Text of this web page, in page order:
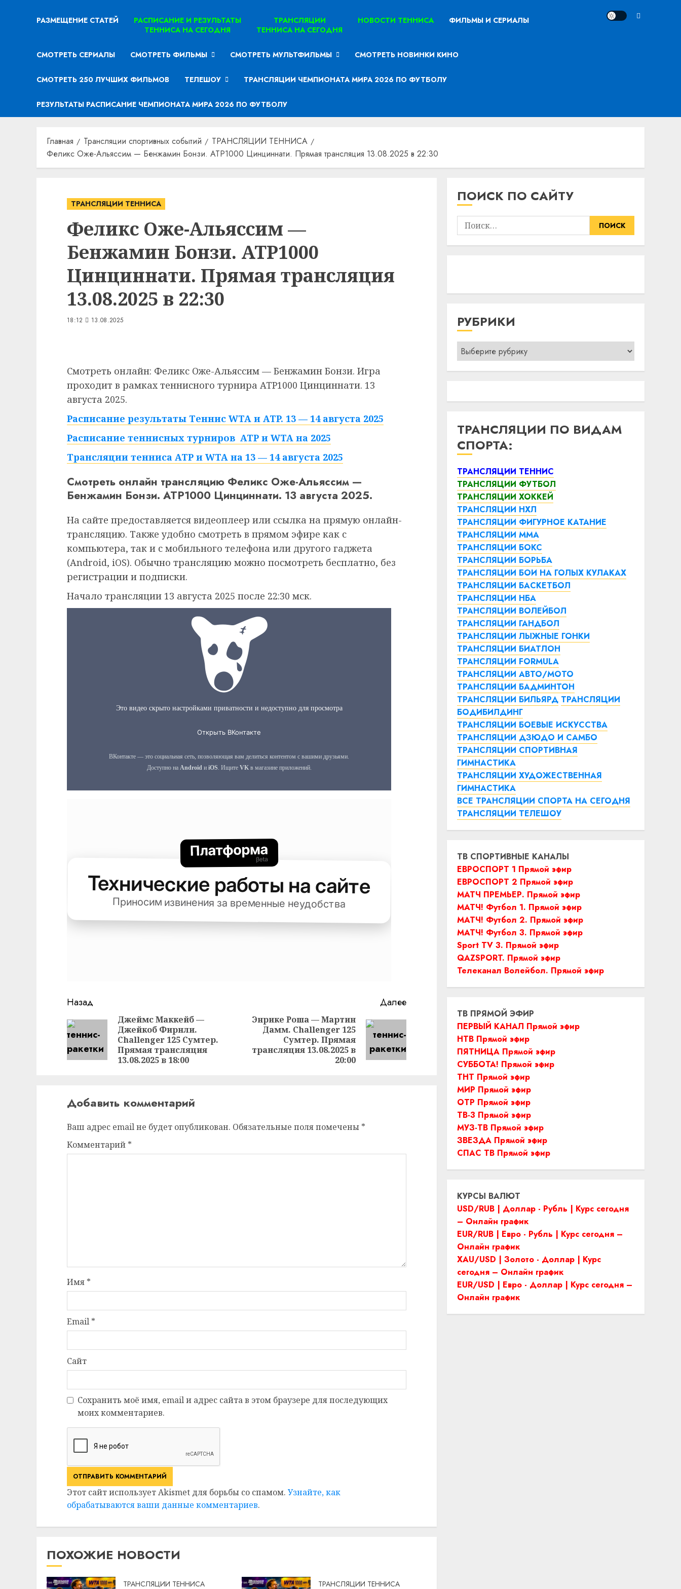
РАЗМЕЩЕНИЕ СТАТЕЙ
РАСПИСАНИЕ И РЕЗУЛЬТАТЫ
ТЕННИСА НА СЕГОДНЯ
ТРАНСЛЯЦИИ
ТЕННИСА НА СЕГОДНЯ
НОВОСТИ ТЕННИСА ФИЛЬМЫ И СЕРИАЛЫ
СМОТРЕТЬ СЕРИАЛЫ СМОТРЕТЬ ФИЛЬМЫ СМОТРЕТЬ МУЛЬТФИЛЬМЫ СМОТРЕТЬ НОВИНКИ КИНО
СМОТРЕТЬ 250 ЛУЧШИХ ФИЛЬМОВ ТЕЛЕШОУ ТРАНСЛЯЦИИ ЧЕМПИОНАТА МИРА 2026 ПО ФУТБОЛУ
РЕЗУЛЬТАТЫ РАСПИСАНИЕ ЧЕМПИОНАТА МИРА 2026 ПО ФУТБОЛУ
Главная Трансляции спортивных событий
ТРАНСЛЯЦИИ ТЕННИСА
Феликс Оже-Альяссим — Бенжамин Бонзи. ATP1000 Цинциннати. Прямая трансляция 13.08.2025 в 22:30
ТРАНСЛЯЦИИ ТЕННИСА
Феликс Оже-Альяссим —
Бенжамин Бонзи. ATP1000
Цинциннати. Прямая трансляция
13.08.2025 в 22:30
18:12 13.08.2025
Смотреть онлайн: Феликс Оже-Альяссим — Бенжамин Бонзи. Игра
проходит в рамках теннисного турнира ATP1000 Цинциннати. 13
августа 2025.
Расписание результаты Теннис WTA и ATP. 13 — 14 августа 2025
Расписание теннисных турниров ATP и WTA на 2025
Трансляции тенниса ATP и WTA на 13 — 14 августа 2025
Смотреть онлайн трансляцию Феликс Оже-Альяссим —
Бенжамин Бонзи. ATP1000 Цинциннати. 13 августа 2025.
На сайте предоставляется видеоплеер или ссылка на прямую онлайн-
трансляцию. Также удобно смотреть в прямом эфире как с
компьютера, так и с мобильного телефона или другого гаджета
(Android, iOS). Обычно трансляцию можно посмотреть бесплатно, без
регистрации и подписки.
Начало трансляции 13 августа 2025 после 22:30 мск.
Продолжить
чтение
Назад
Предыдущая
запись:
Джеймс Маккейб —
Джейкоб Фирнли.
Challenger 125 Сумтер.
Прямая трансляция
13.08.2025 в 18:00
Далее
Следующая
запись:
Энрике Роша — Мартин
Дамм. Challenger 125
Сумтер. Прямая
трансляция 13.08.2025 в
20:00
Добавить комментарий
Ваш адрес email не будет опубликован. Обязательные поля помечены *
Комментарий *
Имя *
Email *
Сайт
Сохранить моё имя, email и адрес сайта в этом браузере для последующих
моих комментариев.
Этот сайт использует Akismet для борьбы со спамом. Узнайте, как
обрабатываются ваши данные комментариев.
ПОХОЖИЕ НОВОСТИ
ТРАНСЛЯЦИИ ТЕННИСА ТРАНСЛЯЦИИ ТЕННИСА
ПОИСК ПО САЙТУ
Найти:
РУБРИКИ
Рубрики
ТРАНСЛЯЦИИ ПО ВИДАМ
СПОРТА:
ТРАНСЛЯЦИИ ТЕННИС
ТРАНСЛЯЦИИ ФУТБОЛ
ТРАНСЛЯЦИИ ХОККЕЙ
ТРАНСЛЯЦИИ НХЛ
ТРАНСЛЯЦИИ ФИГУРНОЕ КАТАНИЕ
ТРАНСЛЯЦИИ ММА
ТРАНСЛЯЦИИ БОКС
ТРАНСЛЯЦИИ БОРЬБА
ТРАНСЛЯЦИИ БОИ НА ГОЛЫХ КУЛАКАХ
ТРАНСЛЯЦИИ БАСКЕТБОЛ
ТРАНСЛЯЦИИ НБА
ТРАНСЛЯЦИИ ВОЛЕЙБОЛ
ТРАНСЛЯЦИИ ГАНДБОЛ
ТРАНСЛЯЦИИ ЛЫЖНЫЕ ГОНКИ
ТРАНСЛЯЦИИ БИАТЛОН
ТРАНСЛЯЦИИ FORMULA
ТРАНСЛЯЦИИ АВТО/МОТО
ТРАНСЛЯЦИИ БАДМИНТОН
ТРАНСЛЯЦИИ БИЛЬЯРД ТРАНСЛЯЦИИ
БОДИБИЛДИНГ
ТРАНСЛЯЦИИ БОЕВЫЕ ИСКУССТВА
ТРАНСЛЯЦИИ ДЗЮДО И САМБО
ТРАНСЛЯЦИИ СПОРТИВНАЯ
ГИМНАСТИКА
ТРАНСЛЯЦИИ ХУДОЖЕСТВЕННАЯ
ГИМНАСТИКА
ВСЕ ТРАНСЛЯЦИИ СПОРТА НА СЕГОДНЯ
ТРАНСЛЯЦИИ ТЕЛЕШОУ
ТВ СПОРТИВНЫЕ КАНАЛЫ
ЕВРОСПОРТ 1 Прямой эфир
ЕВРОСПОРТ 2 Прямой эфир
МАТЧ ПРЕМЬЕР. Прямой эфир
МАТЧ! Футбол 1. Прямой эфир
МАТЧ! Футбол 2. Прямой эфир
МАТЧ! Футбол 3. Прямой эфир
Sport TV 3. Прямой эфир
QAZSPORT. Прямой эфир
Телеканал Волейбол. Прямой эфир
ТВ ПРЯМОЙ ЭФИР
ПЕРВЫЙ КАНАЛ Прямой эфир
НТВ Прямой эфир
ПЯТНИЦА Прямой эфир
СУББОТА! Прямой эфир
ТНТ Прямой эфир
МИР Прямой эфир
ОТР Прямой эфир
ТВ-3 Прямой эфир
МУЗ-ТВ Прямой эфир
ЗВЕЗДА Прямой эфир
СПАС ТВ Прямой эфир
КУРСЫ ВАЛЮТ
USD/RUB | Доллар - Рубль | Курс сегодня
– Онлайн график
EUR/RUB | Евро - Рубль | Курс сегодня –
Онлайн график
XAU/USD | Золото - Доллар | Курс
сегодня – Онлайн график
EUR/USD | Евро - Доллар | Курс сегодня –
Онлайн график